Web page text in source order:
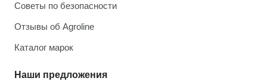
Советы по безопасности
Отзывы об Agroline
Каталог марок
Наши предложения